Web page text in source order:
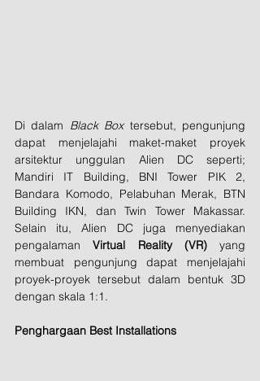
Di dalam Black Box tersebut, pengunjung
dapat menjelajahi maket-maket proyek
arsitektur unggulan Alien DC seperti;
Mandiri IT Building, BNI Tower PIK 2,
Bandara Komodo, Pelabuhan Merak, BTN
Building IKN, dan Twin Tower Makassar.
Selain itu, Alien DC juga menyediakan
pengalaman Virtual Reality (VR) yang
membuat pengunjung dapat menjelajahi
proyek-proyek tersebut dalam bentuk 3D
dengan skala 1:1.
Penghargaan Best Installations